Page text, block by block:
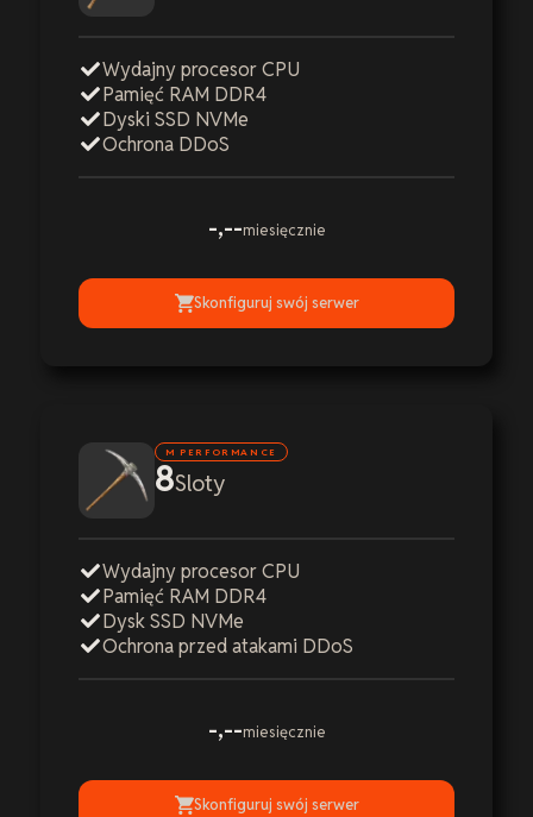
Wydajny procesor CPU
Pamięć RAM DDR4
Dyski SSD NVMe
Ochrona DDoS
-,--miesięcznie
Skonfiguruj swój serwer
M PERFORMANCE
8Sloty
Wydajny procesor CPU
Pamięć RAM DDR4
Dysk SSD NVMe
Ochrona przed atakami DDoS
-,--miesięcznie
Skonfiguruj swój serwer